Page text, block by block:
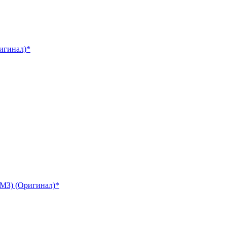
(Оригинал)*